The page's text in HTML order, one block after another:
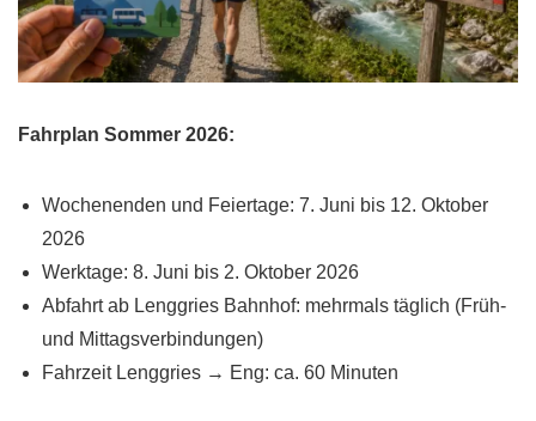
Fahrplan Sommer 2026:
Wochenenden und Feiertage: 7. Juni bis 12. Oktober
2026
Werktage: 8. Juni bis 2. Oktober 2026
Abfahrt ab Lenggries Bahnhof: mehrmals täglich (Früh-
und Mittagsverbindungen)
Fahrzeit Lenggries → Eng: ca. 60 Minuten